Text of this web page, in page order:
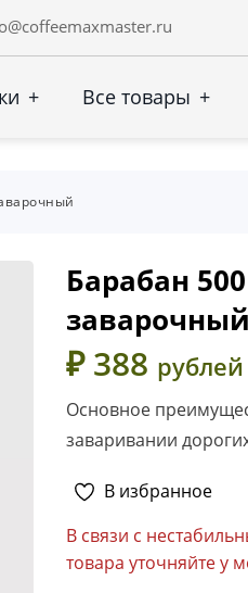
+ Все товары +
Барабан
заварочный
₽ 388 рублей
Основное
заваривании
В избранное
В связи с
товара уточняйте у